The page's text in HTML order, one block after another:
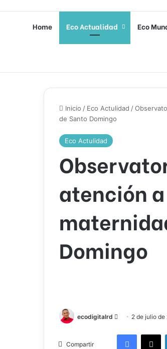
Home Eco Actualidad Eco
Inicio / Eco Actulidad /
de Santo Domingo
Eco Actulidad
atención
Domingo
ecodigitalrd
Send
email
2 de julio de
Compartir
Facebook
X